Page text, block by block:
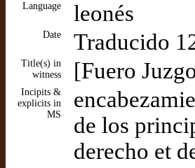
Language leonés
Date Traducido
Title(s) in
witness
[Fuero
Incipits &
explicits in
MS
de los
derecho et